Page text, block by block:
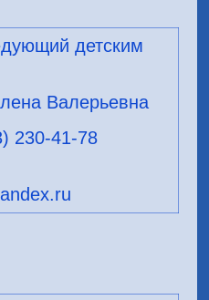
детским
Валерьевна
230-41-78